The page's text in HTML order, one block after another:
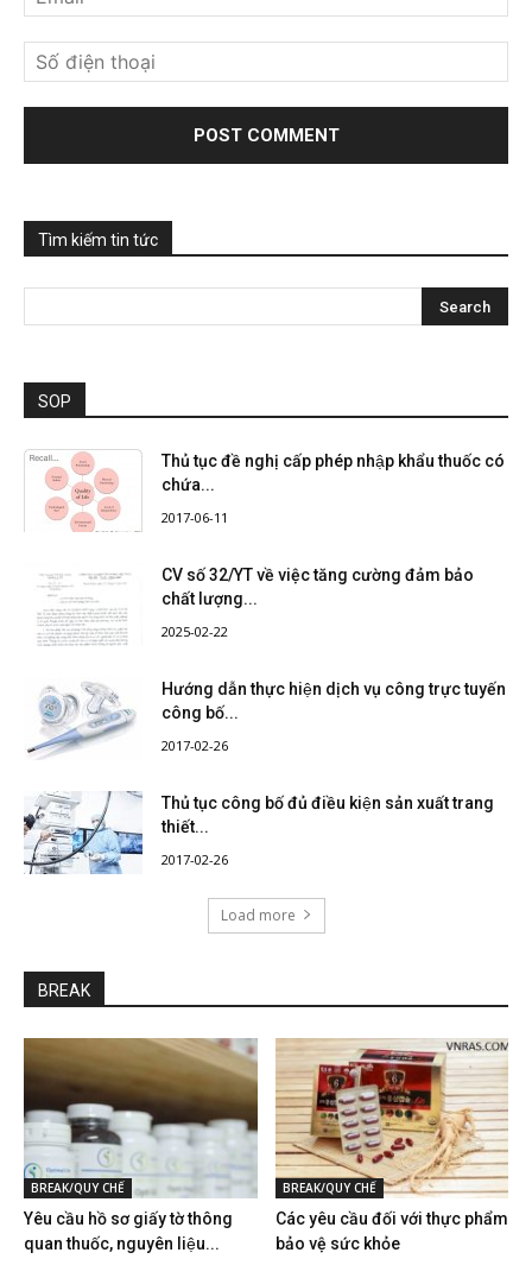
Tìm kiếm tin tức
SOP
Thủ tục đề nghị cấp phép nhập khẩu thuốc có
chứa...
2017-06-11
CV số 32/YT về việc tăng cường đảm bảo
chất lượng...
2025-02-22
Hướng dẫn thực hiện dịch vụ công trực tuyến
công bố...
2017-02-26
Thủ tục công bố đủ điều kiện sản xuất trang
thiết...
2017-02-26
Load more
BREAK
BREAK/QUY CHẾ
Yêu cầu hồ sơ giấy tờ thông
quan thuốc, nguyên liệu...
BREAK/QUY CHẾ
Các yêu cầu đối với thực phẩm
bảo vệ sức khỏe